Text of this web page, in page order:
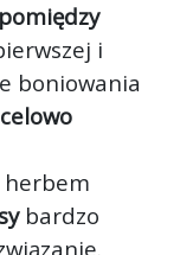
i
boniowania
celowo
herbem
bardzo